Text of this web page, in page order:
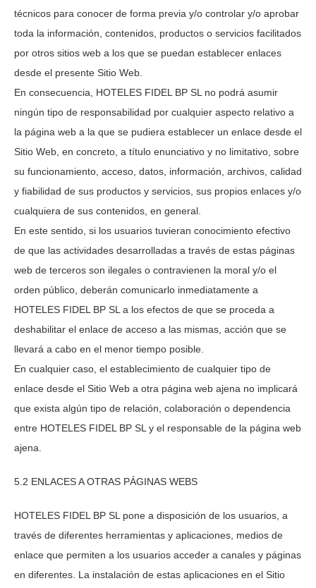
técnicos para conocer de forma previa y/o controlar y/o aprobar
toda la información, contenidos, productos o servicios facilitados
por otros sitios web a los que se puedan establecer enlaces
desde el presente Sitio Web.
En consecuencia, HOTELES FIDEL BP SL no podrá asumir
ningún tipo de responsabilidad por cualquier aspecto relativo a
la página web a la que se pudiera establecer un enlace desde el
Sitio Web, en concreto, a título enunciativo y no limitativo, sobre
su funcionamiento, acceso, datos, información, archivos, calidad
y fiabilidad de sus productos y servicios, sus propios enlaces y/o
cualquiera de sus contenidos, en general.
En este sentido, si los usuarios tuvieran conocimiento efectivo
de que las actividades desarrolladas a través de estas páginas
web de terceros son ilegales o contravienen la moral y/o el
orden público, deberán comunicarlo inmediatamente a
HOTELES FIDEL BP SL a los efectos de que se proceda a
deshabilitar el enlace de acceso a las mismas, acción que se
llevará a cabo en el menor tiempo posible.
En cualquier caso, el establecimiento de cualquier tipo de
enlace desde el Sitio Web a otra página web ajena no implicará
que exista algún tipo de relación, colaboración o dependencia
entre HOTELES FIDEL BP SL y el responsable de la página web
ajena.
5.2 ENLACES A OTRAS PÁGINAS WEBS
HOTELES FIDEL BP SL pone a disposición de los usuarios, a
través de diferentes herramientas y aplicaciones, medios de
enlace que permiten a los usuarios acceder a canales y páginas
en diferentes. La instalación de estas aplicaciones en el Sitio